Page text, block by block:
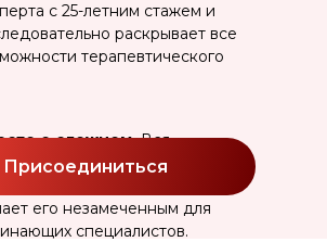
с 25-летним стажем и
раскрывает все
терапевтического
о сложном.Вся
курса изложена
его незамеченным для
специалистов.
Присоединиться